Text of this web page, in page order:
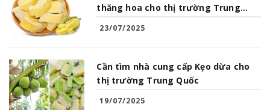
thăng hoa cho thị trường Trung
23/07/2025
Cần tìm nhà cung cấp Kẹo dừa cho
thị trường Trung Quốc
19/07/2025